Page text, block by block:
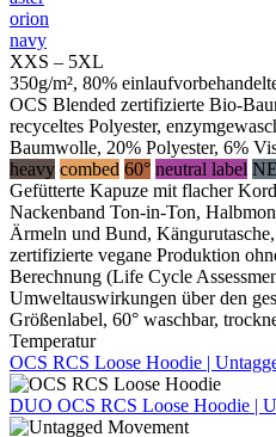
orion
navy
XXS – 5XL
350g/m², 80%
OCS Blended zertifizierte Bio-
recyceltes Polyester,
Baumwolle, 20% Polyester, 6%
heavy combed 60° neutral label
Gefütterte Kapuze mit flacher
Nackenband Ton-in-Ton,
Ärmeln und Bund,
zertifizierte vegane Produktion
Berechnung (Life Cycle
Umweltauswirkungen über den
Größenlabel, 60° waschbar,
Temperatur
OCS RCS Loose Hoodie |
DUO OCS RCS Loose Hoodie |